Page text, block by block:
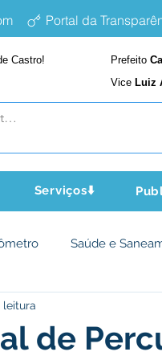
Portal da
Castro! Prefeito
Vice Luiz
Serviços⬇️
Saúde e
de
leitura